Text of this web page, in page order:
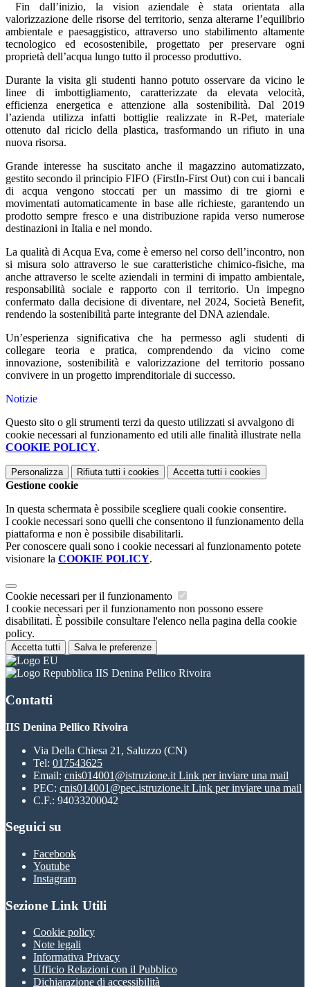
Fin dall’inizio, la vision aziendale è stata orientata alla
valorizzazione delle risorse del territorio, senza alterarne l’equilibrio
ambientale e paesaggistico, attraverso uno stabilimento altamente
tecnologico ed ecosostenibile, progettato per preservare ogni
proprietà dell’acqua lungo tutto il processo produttivo.
Durante la visita gli studenti hanno potuto osservare da vicino le
linee di imbottigliamento, caratterizzate da elevata velocità,
efficienza energetica e attenzione alla sostenibilità. Dal 2019
l’azienda utilizza infatti bottiglie realizzate in R-Pet, materiale
ottenuto dal riciclo della plastica, trasformando un rifiuto in una
nuova risorsa.
Grande interesse ha suscitato anche il magazzino automatizzato,
gestito secondo il principio FIFO (FirstIn-First Out) con cui i bancali
di acqua vengono stoccati per un massimo di tre giorni e
movimentati automaticamente in base alle richieste, garantendo un
prodotto sempre fresco e una distribuzione rapida verso numerose
destinazioni in Italia e nel mondo.
La qualità di Acqua Eva, come è emerso nel corso dell’incontro, non
si misura solo attraverso le sue caratteristiche chimico-fisiche, ma
anche attraverso le scelte aziendali in termini di impatto ambientale,
responsabilità sociale e rapporto con il territorio. Un impegno
confermato dalla decisione di diventare, nel 2024, Società Benefit,
rendendo la sostenibilità parte integrante del DNA aziendale.
Un’esperienza significativa che ha permesso agli studenti di
collegare teoria e pratica, comprendendo da vicino come
innovazione, sostenibilità e valorizzazione del territorio possano
convivere in un progetto imprenditoriale di successo.
Notizie
Questo sito o gli strumenti terzi da questo utilizzati si avvalgono di
cookie necessari al funzionamento ed utili alle finalità illustrate nella
COOKIE POLICY.
Personalizza Rifiuta tutti i cookies Accetta tutti i cookies
Gestione cookie
In questa schermata è possibile scegliere quali cookie consentire.
I cookie necessari sono quelli che consentono il funzionamento della
piattaforma e non è possibile disabilitarli.
Per conoscere quali sono i cookie necessari al funzionamento potete
visionare la COOKIE POLICY.
Cookie necessari per il funzionamento
I cookie necessari per il funzionamento non possono essere
disabilitati. È possibile consultare l'elenco nella pagina della cookie
policy.
Accetta tutti Salva le preferenze
IIS Denina Pellico Rivoira
Contatti
IIS Denina Pellico Rivoira
Via Della Chiesa 21, Saluzzo (CN)
Tel: 017543625
Email: cnis014001@istruzione.it Link per inviare una mail
PEC: cnis014001@pec.istruzione.it Link per inviare una mail
C.F.: 94033200042
Seguici su
Facebook
Youtube
Instagram
Sezione Link Utili
Cookie policy
Note legali
Informativa Privacy
Ufficio Relazioni con il Pubblico
Dichiarazione di accessibilità